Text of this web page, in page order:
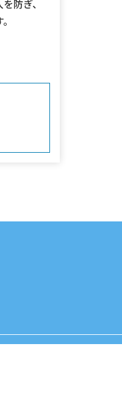
防ぎ、